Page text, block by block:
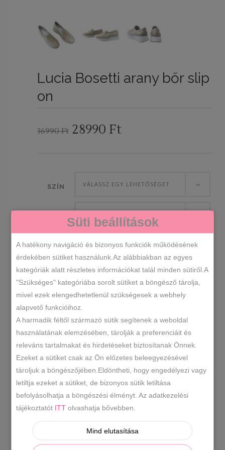
Lucia Bosetti arany bőr slip
on
36990Ft Original
28990 FtCurrent
SZÍN VÁLASSZ EGY LEHETŐSÉGET
A CIPŐK
MÉRETE
Lucia
Bosetti
arany
bőr
slip
on
mennyiség
KOSÁRBA TESZEM
SKU
KATEGÓRIÁK
-20% -30% -40% Bőr cipő ,Bőr
Sneaker- Slip On
Női cipők
arany bőr slip on,arany slip on
lucia bosetti arany
LEÍRÁS
TOVÁBBI INFORMÁCIÓK
Süti beállítások
A hatékony navigáció és bizonyos funkciók működésének
érdekében sütiket használunk.Az alábbiakban az egyes
kategóriák alatt részletes információkat talál minden sütiről.A
"Szükséges" kategóriába sorolt sütiket a böngésző tárolja,
mivel ezek elengedhetetlenül szükségesek a webhely
alapvető funkcióihoz.
A harmadik féltől származó sütik segítenek a weboldal
használatának elemzésében, tárolják a preferenciáit és
releváns tartalmakat és hirdetéseket biztosítanak Önnek.
Ezeket a sütiket csak az Ön előzetes beleegyezésével
tároljuk a böngészőjében.Eldöntheti, hogy engedélyezi vagy
letiltja ezeket a sütiket, de bizonyos sütik letiltása
befolyásolhatja a böngészési élményt. Az adatkezelési
tájékoztatót ITT olvashatja bővebben.
Mind elutasítása